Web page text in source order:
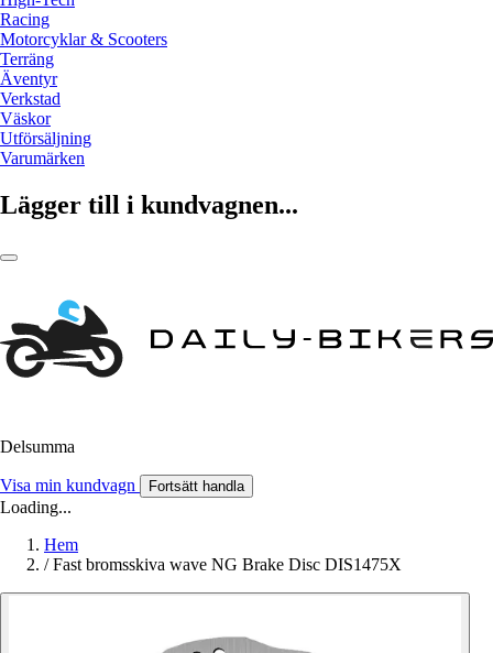
Racing
Motorcyklar & Scooters
Terräng
Äventyr
Verkstad
Väskor
Utförsäljning
Varumärken
Lägger till i kundvagnen...
Delsumma
Visa min kundvagn Fortsätt handla
Loading...
Hem
/ Fast bromsskiva wave NG Brake Disc DIS1475X